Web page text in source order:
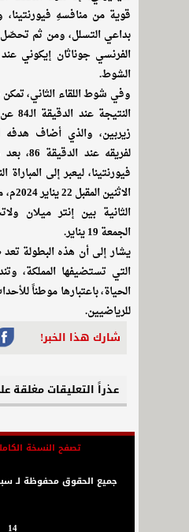
قوية من منافسهِ
بداعي التسلل، ومن ثم
الشوط.
وفي شوط اللقاء الثاني،
زيربين، والذي أضاف هدفه
لفريقه
فيورنتينا، ليعبر إلى
الثانية بين إنتر ميلان
الجمعة 19 يناير.
يشار إلى أن هذه البطولة
التي تستضيفها المملكة،
الحياة، باعتبارها موطناً
للرياضيين.
شارك هذا الخبر!
عذراً التعليقات مغلقة
تصفح النسخة
جميع الحقوق محفوظة لـ
14